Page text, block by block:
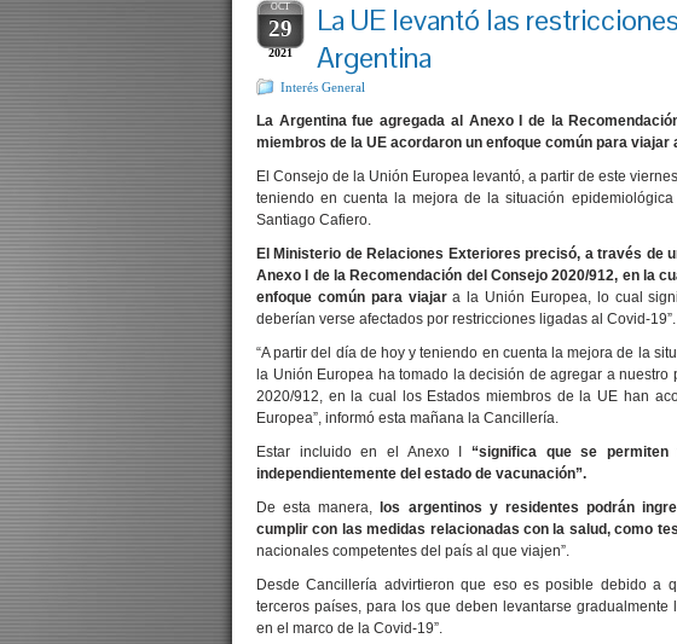
OCT
29
2021
La UE levantó las
Argentina
Interés General
La Argentina fue agregada al Anexo I de la
miembros de la UE acordaron un enfoque común para viajar
El Consejo de la Unión Europea levantó, a partir de este
teniendo en cuenta la mejora de la situación
Santiago Cafiero.
El Ministerio de Relaciones Exteriores precisó, a través de
Anexo I de la Recomendación del Consejo 2020/912, en la
enfoque común para viajara la Unión Europea, lo cual
deberían verse afectados por restricciones ligadas al Covid-19”.
“A partir del día de hoy y teniendo en cuenta la mejora de la
la Unión Europea ha tomado la decisión de agregar a
2020/912, en la cual los Estados miembros de la UE han
Europea”, informó esta mañana la Cancillería.
Estar incluido en el Anexo I “significa que se
independientemente del estado de vacunación”.
De esta manera,
los argentinos y residentes podrán
cumplir con las medidas relacionadas con la salud, como
nacionales competentes del país al que viajen”.
Desde Cancillería advirtieron que eso es posible debido a
terceros países, para los que deben levantarse
en el marco de la Covid-19”.